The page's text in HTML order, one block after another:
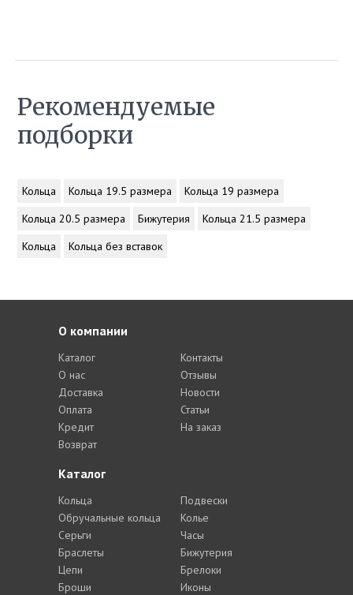
Рекомендуемые
подборки
Кольца Кольца 19.5 размера
Кольца 19 размера
Кольца 20.5 размера
Бижутерия
Кольца 21.5 размера
Кольца
Кольца без вставок
Каталог
Кольца
Обручальные кольца
Серьги
Браслеты
Цепи
Броши
Подвески
Колье
Часы
Бижутерия
Брелоки
Иконы
О компании
Каталог
О нас
Доставка
Оплата
Кредит
Возврат
Контакты
Отзывы
Новости
Статьи
На заказ